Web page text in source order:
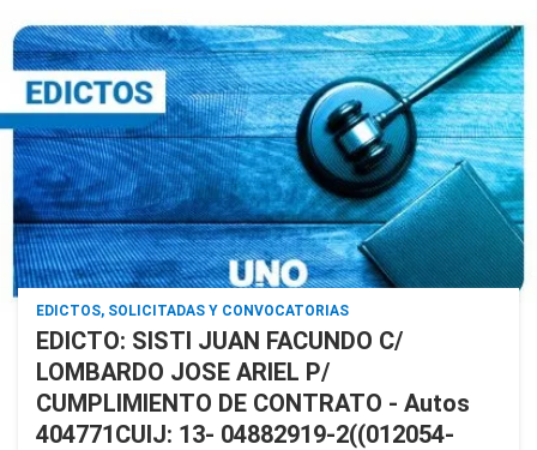
EDICTOS, SOLICITADAS Y CONVOCATORIAS
EDICTO: SISTI JUAN FACUNDO C/
LOMBARDO JOSE ARIEL P/
CUMPLIMIENTO DE CONTRATO - Autos
404771CUIJ: 13- 04882919-2((012054-